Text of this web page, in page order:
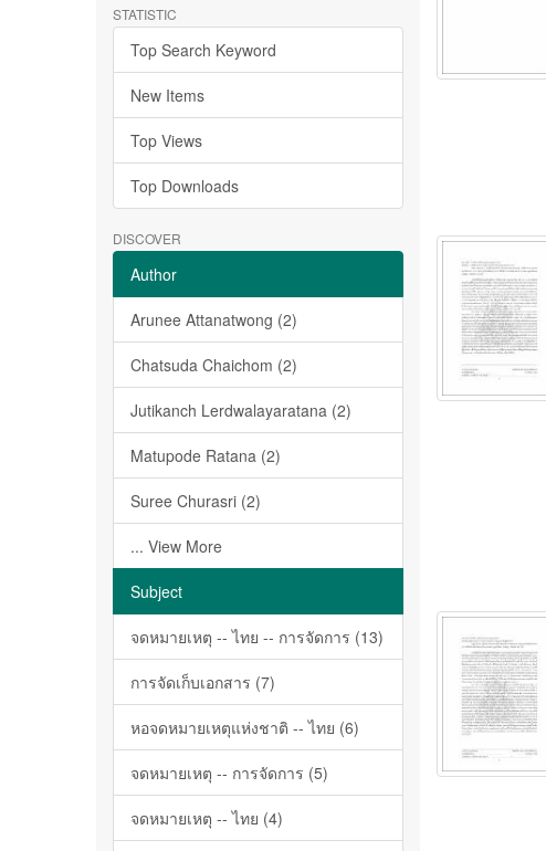
STATISTIC
Top Search Keyword
New Items
Top Views
Top Downloads
DISCOVER
Author
Arunee Attanatwong (2)
Chatsuda Chaichom (2)
Jutikanch Lerdwalayaratana (2)
Matupode Ratana (2)
Suree Churasri (2)
... View More
Subject
จดหมายเหตุ -- ไทย -- การจัดการ (13)
การจัดเก็บเอกสาร (7)
หอจดหมายเหตุแห่งชาติ -- ไทย (6)
จดหมายเหตุ -- การจัดการ (5)
จดหมายเหตุ -- ไทย (4)